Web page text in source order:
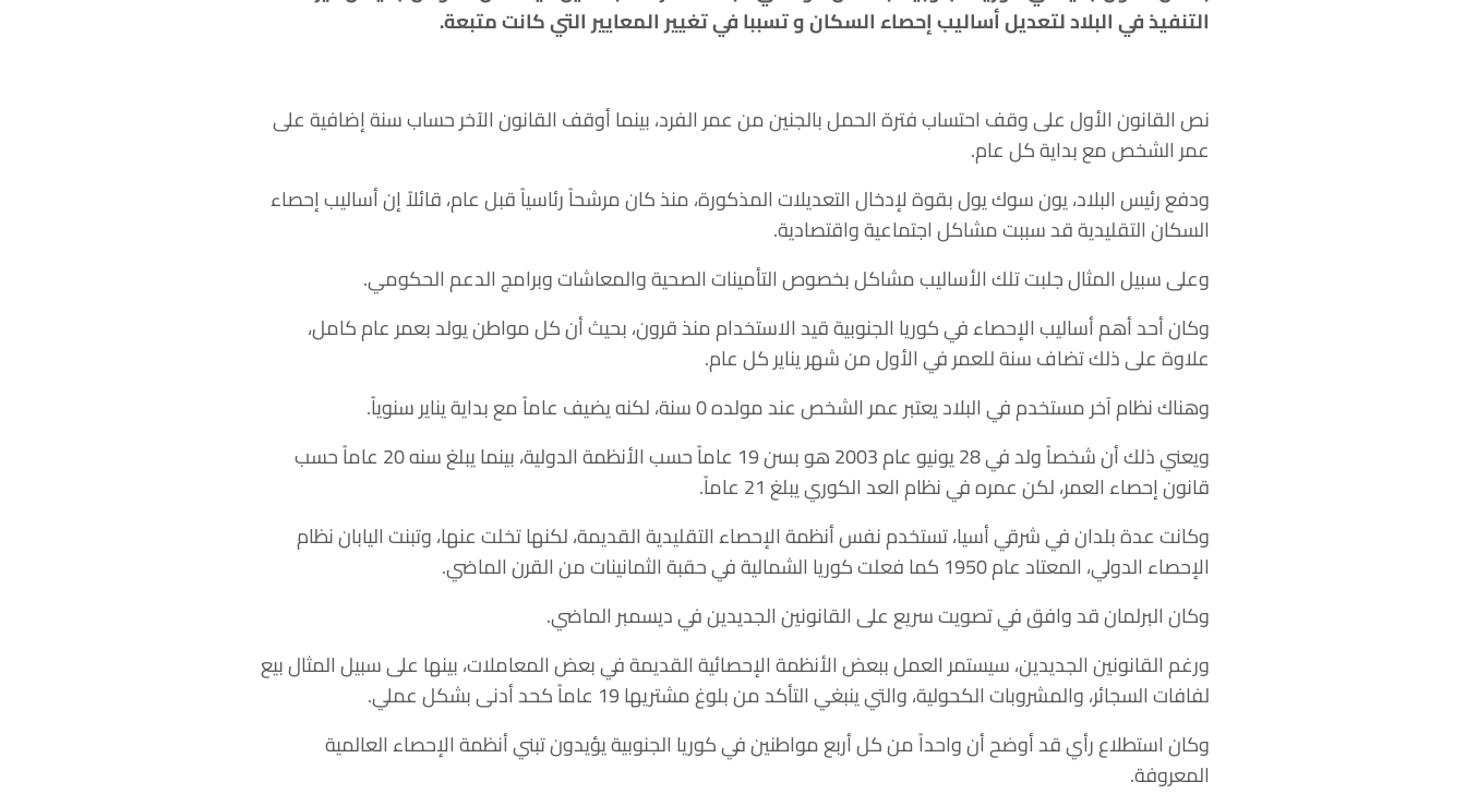
التنفيذ في البلاد لتعديل أساليب إحصاء السكان و تسببا في تغيير المعايير التي كانت متبعة.
نص القانون الأول على وقف احتساب فترة الحمل بالجنين من عمر الفرد، بينما أوقف القانون الآخر حساب سنة إضافية على
عمر الشخص مع بداية كل عام.
ودفع رئيس البلاد، يون سوك يول بقوة لإدخال التعديلات المذكورة، منذ كان مرشحاً رئاسياً قبل عام، قائلاً إن أساليب إحصاء
السكان التقليدية قد سببت مشاكل اجتماعية واقتصادية.
وعلى سبيل المثال جلبت تلك الأساليب مشاكل بخصوص التأمينات الصحية والمعاشات وبرامج الدعم الحكومي.
وكان أحد أهم أساليب الإحصاء في كوريا الجنوبية قيد الاستخدام منذ قرون، بحيث أن كل مواطن يولد بعمر عام كامل،
علاوة على ذلك تضاف سنة للعمر في الأول من شهر يناير كل عام.
وهناك نظام آخر مستخدم في البلاد يعتبر عمر الشخص عند مولده 0 سنة، لكنه يضيف عاماً مع بداية يناير سنوياً.
ويعني ذلك أن شخصاً ولد في 28 يونيو عام 2003 هو بسن 19 عاماً حسب الأنظمة الدولية، بينما يبلغ سنه 20 عاماً حسب
قانون إحصاء العمر، لكن عمره في نظام العد الكوري يبلغ 21 عاماً.
وكانت عدة بلدان في شرقي أسيا، تستخدم نفس أنظمة الإحصاء التقليدية القديمة، لكنها تخلت عنها، وتبنت اليابان نظام
الإحصاء الدولي، المعتاد عام 1950 كما فعلت كوريا الشمالية في حقبة الثمانينات من القرن الماضي.
وكان البرلمان قد وافق في تصويت سريع على القانونين الجديدين في ديسمبر الماضي.
ورغم القانونين الجديدين، سيستمر العمل ببعض الأنظمة الإحصائية القديمة في بعض المعاملات، بينها على سبيل المثال بيع
لفافات السجائر، والمشروبات الكحولية، والتي ينبغي التأكد من بلوغ مشتريها 19 عاماً كحد أدنى بشكل عملي.
وكان استطلاع رأي قد أوضح أن واحداً من كل أربع مواطنين في كوريا الجنوبية يؤيدون تبني أنظمة الإحصاء العالمية
المعروفة.